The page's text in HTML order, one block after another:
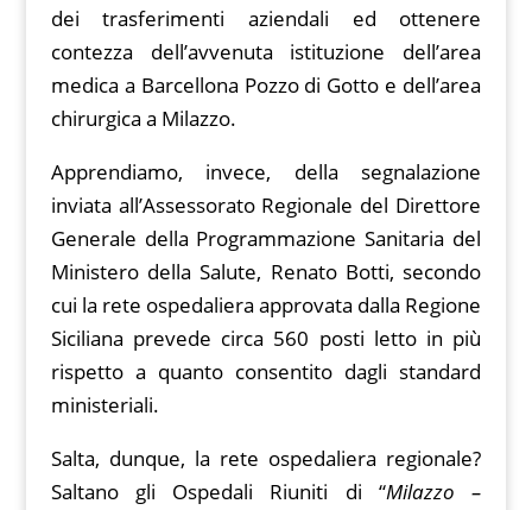
dei trasferimenti aziendali ed ottenere
contezza dell’avvenuta istituzione dell’area
medica a Barcellona Pozzo di Gotto e dell’area
chirurgica a Milazzo.
Apprendiamo, invece, della segnalazione
inviata all’Assessorato Regionale del Direttore
Generale della Programmazione Sanitaria del
Ministero della Salute, Renato Botti, secondo
cui la rete ospedaliera approvata dalla Regione
Siciliana prevede circa 560 posti letto in più
rispetto a quanto consentito dagli standard
ministeriali.
Salta, dunque, la rete ospedaliera regionale?
Saltano gli Ospedali Riuniti di “Milazzo –